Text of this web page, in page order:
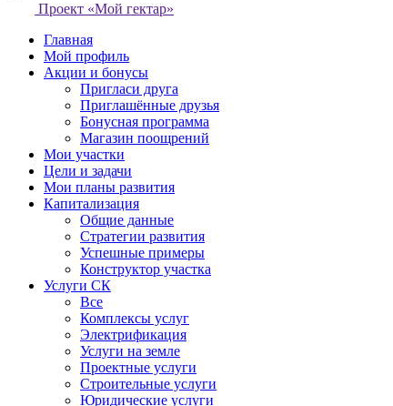
Проект «Мой гектар»
Главная
Мой профиль
Акции и бонусы
Пригласи друга
Приглашённые друзья
Бонусная программа
Магазин поощрений
Мои участки
Цели и задачи
Мои планы развития
Капитализация
Общие данные
Стратегии развития
Успешные примеры
Конструктор участка
Услуги СК
Все
Комплексы услуг
Электрификация
Услуги на земле
Проектные услуги
Строительные услуги
Юридические услуги